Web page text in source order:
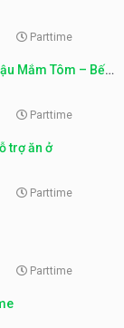
Parttime
Mắm Tôm – Bếp
Parttime
trợ ăn ở
Parttime
Parttime